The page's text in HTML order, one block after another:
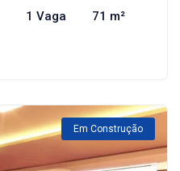
1 Vaga 71 m²
Em Construção